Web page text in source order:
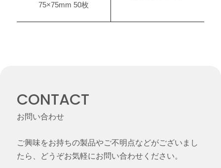
75×75mm 50枚
CONTACT
お問い合わせ
ご興味をお持ちの製品やご不明点などがございまし
たら、どうぞお気軽にお問い合わせください。